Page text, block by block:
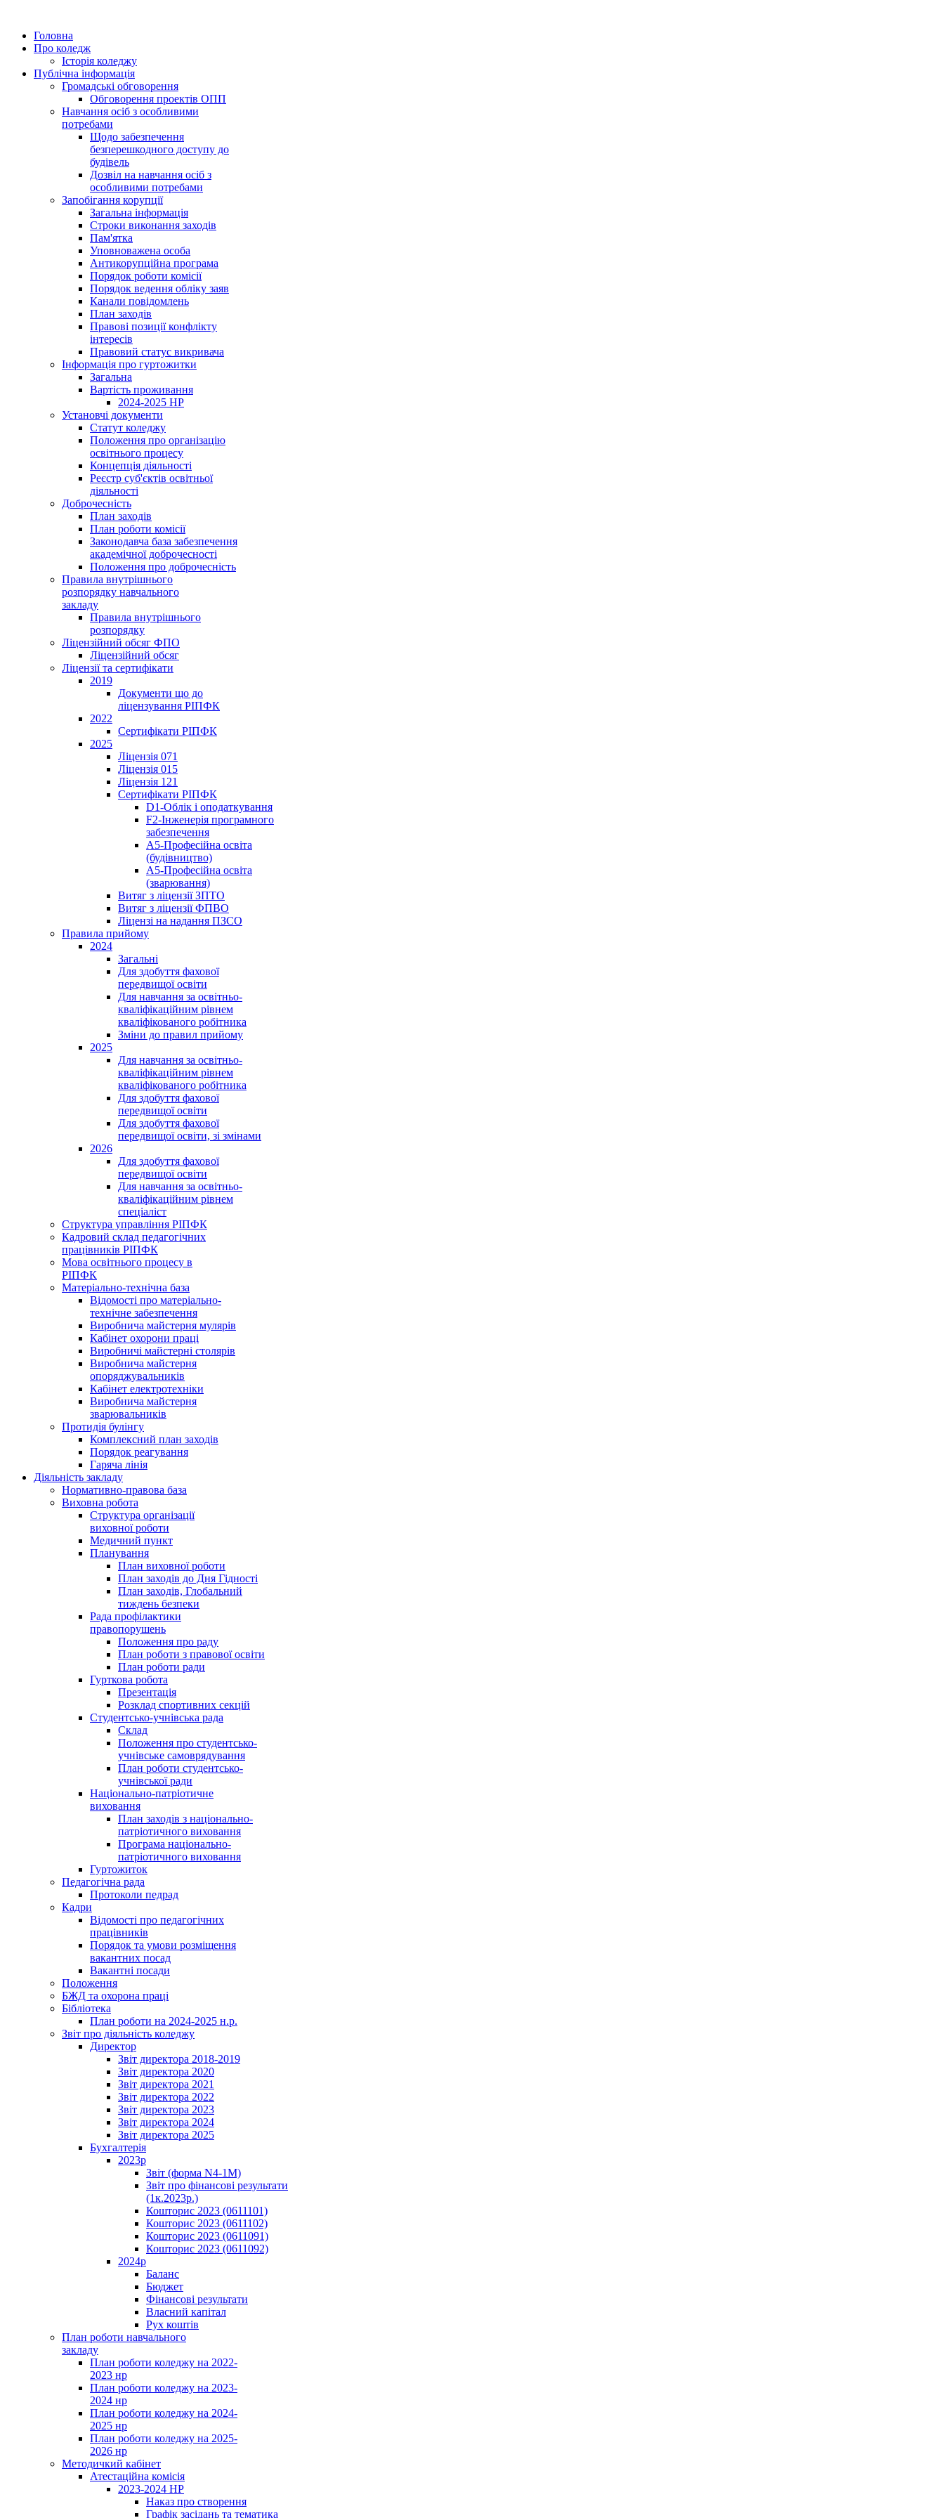
Головна
Про коледж
Історія коледжу
Публічна інформація
Громадські обговорення
Обговорення проектів ОПП
Навчання осіб з особливими
потребами
Щодо забезпечення
безперешкодного доступу до
будівель
Дозвіл на навчання осіб з
особливими потребами
Запобігання корупції
Загальна інформація
Строки виконання заходів
Пам'ятка
Уповноважена особа
Антикорупційна програма
Порядок роботи комісії
Порядок ведення обліку заяв
Канали повідомлень
План заходів
Правові позиції конфлікту
інтересів
Правовий статус викривача
Інформація про гуртожитки
Загальна
Вартість проживання
2024-2025 НР
Установчі документи
Статут коледжу
Положення про організацію
освітнього процесу
Концепція діяльності
Реєстр суб'єктів освітньої
діяльності
Доброчесність
План заходів
План роботи комісії
Законодавча база забезпечення
академічної доброчесності
Положення про доброчесність
Правила внутрішнього
розпорядку навчального
закладу
Правила внутрішнього
розпорядку
Ліцензійний обсяг ФПО
Ліцензійний обсяг
Ліцензії та сертифікати
2019
Документи що до
ліцензування РІПФК
2022
Сертифікати РІПФК
2025
Ліцензія 071
Ліцензія 015
Ліцензія 121
Сертифікати РІПФК
D1-Oблік і оподаткування
F2-Інженерія програмного
забезпечення
A5-Професійна освіта
(будівництво)
A5-Професійна освіта
(зварювання)
Витяг з ліцензії ЗПТО
Витяг з ліцензії ФПВО
Ліцензі на надання ПЗСО
Правила прийому
2024
Загальні
Для здобуття фахової
передвищої освіти
Для навчання за освітньо-
кваліфікаційним рівнем
кваліфікованого робітника
Зміни до правил прийому
2025
Для навчання за освітньо-
кваліфікаційним рівнем
кваліфікованого робітника
Для здобуття фахової
передвищої освіти
Для здобуття фахової
передвищої освіти, зі змінами
2026
Для здобуття фахової
передвищої освіти
Для навчання за освітньо-
кваліфікаційним рівнем
спеціаліст
Структура управління РІПФК
Кадровий склад педагогічних
працівників РІПФК
Мова освітнього процесу в
РІПФК
Матеріально-технічна база
Відомості про матеріально-
технічне забезпечення
Виробнича майстерня мулярів
Кабінет охорони праці
Виробничі майстерні столярів
Виробнича майстерня
опоряджувальників
Кабінет електротехніки
Виробнича майстерня
зварювальників
Протидія булінгу
Комплексний план заходів
Порядок реагування
Гаряча лінія
Діяльність закладу
Нормативно-правова база
Виховна робота
Структура організації
виховної роботи
Медичний пункт
Планування
План виховної роботи
План заходів до Дня Гідності
План заходів, Глобальний
тиждень безпеки
Рада профілактики
правопорушень
Положення про раду
План роботи з правової освіти
План роботи ради
Гурткова робота
Презентація
Розклад спортивних секцій
Студентсько-учнівська рада
Склад
Положення про студентсько-
учнівське самоврядування
План роботи студентсько-
учнівської ради
Національно-патріотичне
виховання
План заходів з національно-
патріотичного виховання
Програма національно-
патріотичного виховання
Гуртожиток
Педагогічна рада
Протоколи педрад
Кадри
Відомості про педагогічних
працівників
Порядок та умови розміщення
вакантних посад
Вакантні посади
Положення
БЖД та охорона праці
Бібліотека
План роботи на 2024-2025 н.р.
Звіт про діяльність коледжу
Директор
Звіт директора 2018-2019
Звіт директора 2020
Звіт директора 2021
Звіт директора 2022
Звіт директора 2023
Звіт директора 2024
Звіт директора 2025
Бухгалтерія
2023р
Звіт (форма N4-1M)
Звіт про фінансові результати
(1к.2023р.)
Кошторис 2023 (0611101)
Кошторис 2023 (0611102)
Кошторис 2023 (0611091)
Кошторис 2023 (0611092)
2024р
Баланс
Бюджет
Фінансові результати
Власний капітал
Рух коштів
План роботи навчального
закладу
План роботи коледжу на 2022-
2023 нр
План роботи коледжу на 2023-
2024 нр
План роботи коледжу на 2024-
2025 нр
План роботи коледжу на 2025-
2026 нр
Методичкий кабінет
Атестаційна комісія
2023-2024 НР
Наказ про створення
Графік засідань та тематика